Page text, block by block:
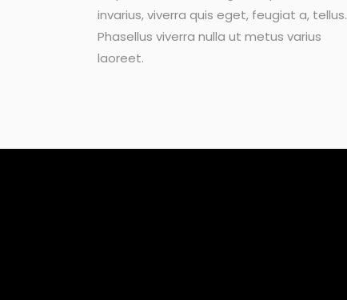
invarius, viverra quis eget, feugiat a, tellus.
Phasellus viverra nulla ut metus varius
laoreet.